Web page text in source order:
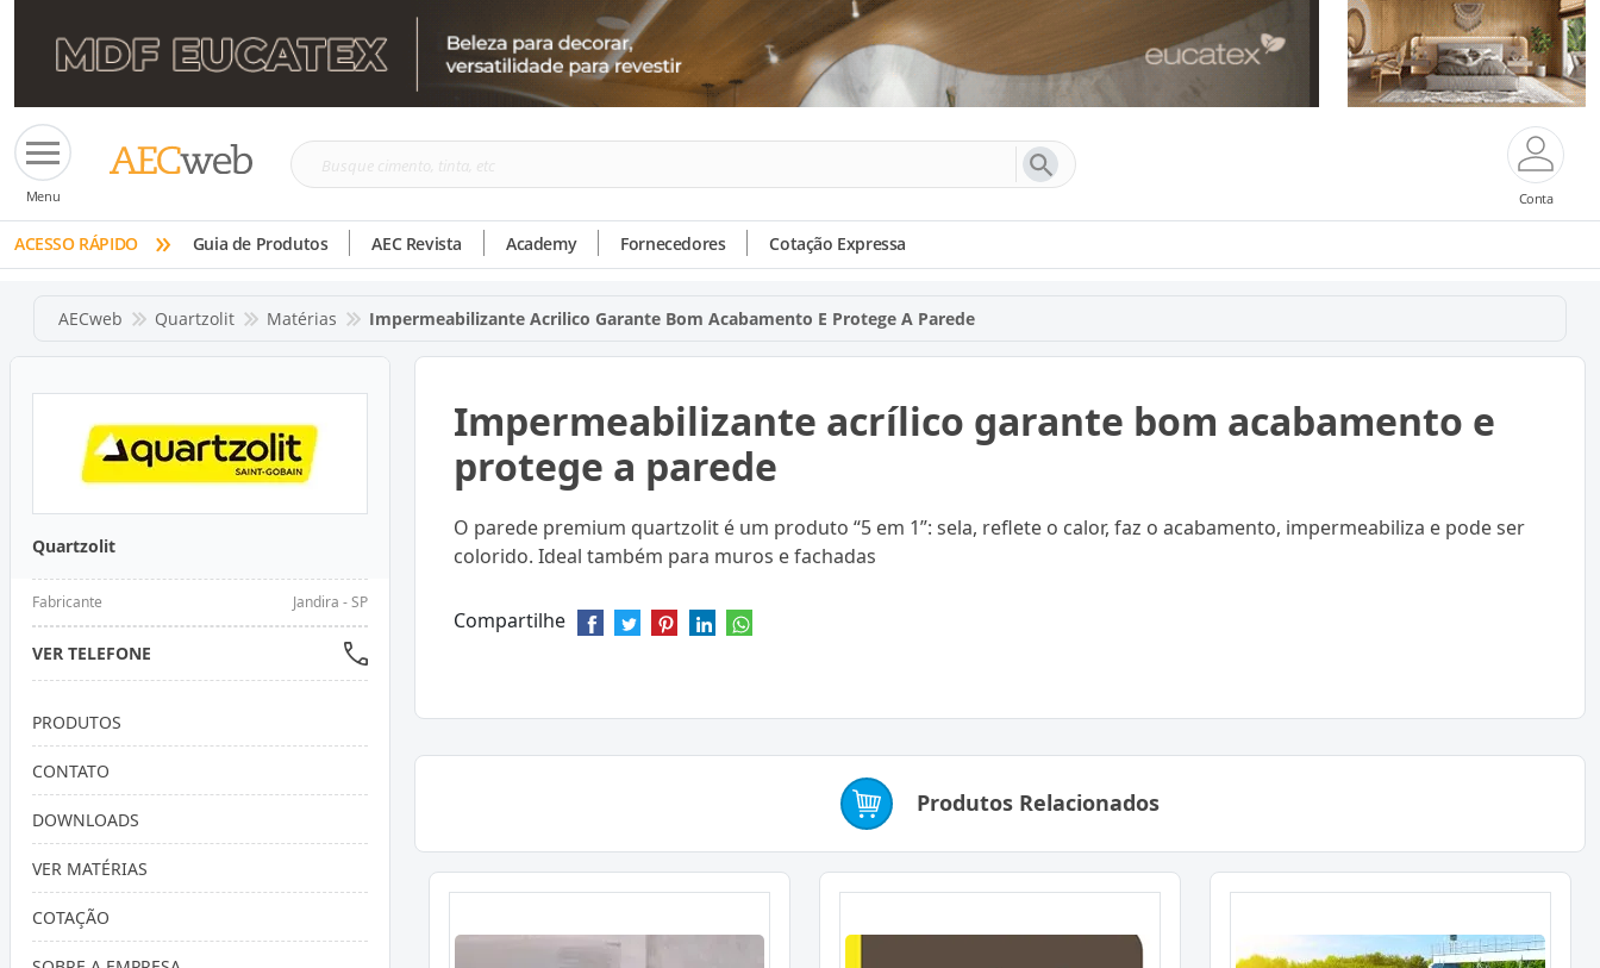
Menu
Busque
tinta,
etc
Conta
ACESSO RÁPIDO » Guia de Produtos AEC Revista Academy Fornecedores Cotação Expressa
AECweb Quartzolit Matérias Impermeabilizante Acrilico Garante Bom Acabamento E Protege A Parede
Quartzolit
Fabricante Jandira - SP
VER TELEFONE
PRODUTOS
CONTATO
DOWNLOADS
VER MATÉRIAS
COTAÇÃO
Impermeabilizante acrílico garante bom acabamento e
protege a parede
O parede premium quartzolit é um produto “5 em 1”: sela, reflete o calor, faz o acabamento, impermeabiliza e pode ser
colorido. Ideal também para muros e fachadas
Compartilhe
Produtos Relacionados